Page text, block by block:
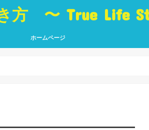
方 〜 True Life
ホームページ